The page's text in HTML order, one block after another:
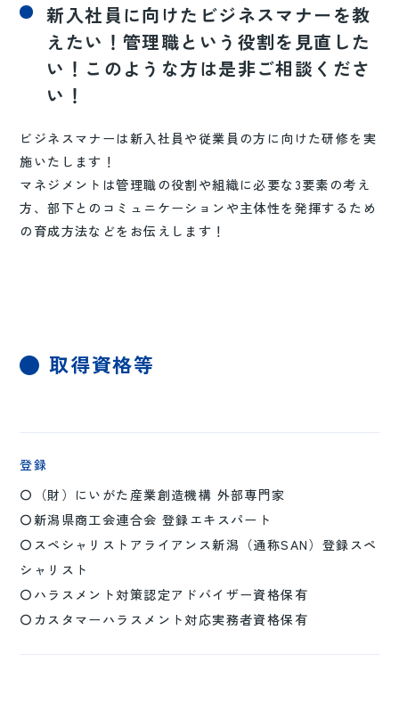
新入社員に向けたビジネスマナーを教
えたい！管理職という役割を見直した
い！このような方は是非ご相談くださ
い！
ビジネスマナーは新入社員や従業員の方に向けた研修を実
施いたします！
マネジメントは管理職の役割や組織に必要な3要素の考え
方、部下とのコミュニケーションや主体性を発揮するため
の育成方法などをお伝えします！
取得資格等
登録
〇（財）にいがた産業創造機構 外部専門家
〇新潟県商工会連合会 登録エキスパート
〇スペシャリストアライアンス新潟（通称SAN）登録スペ
シャリスト
〇ハラスメント対策認定アドバイザー資格保有
〇カスタマーハラスメント対応実務者資格保有